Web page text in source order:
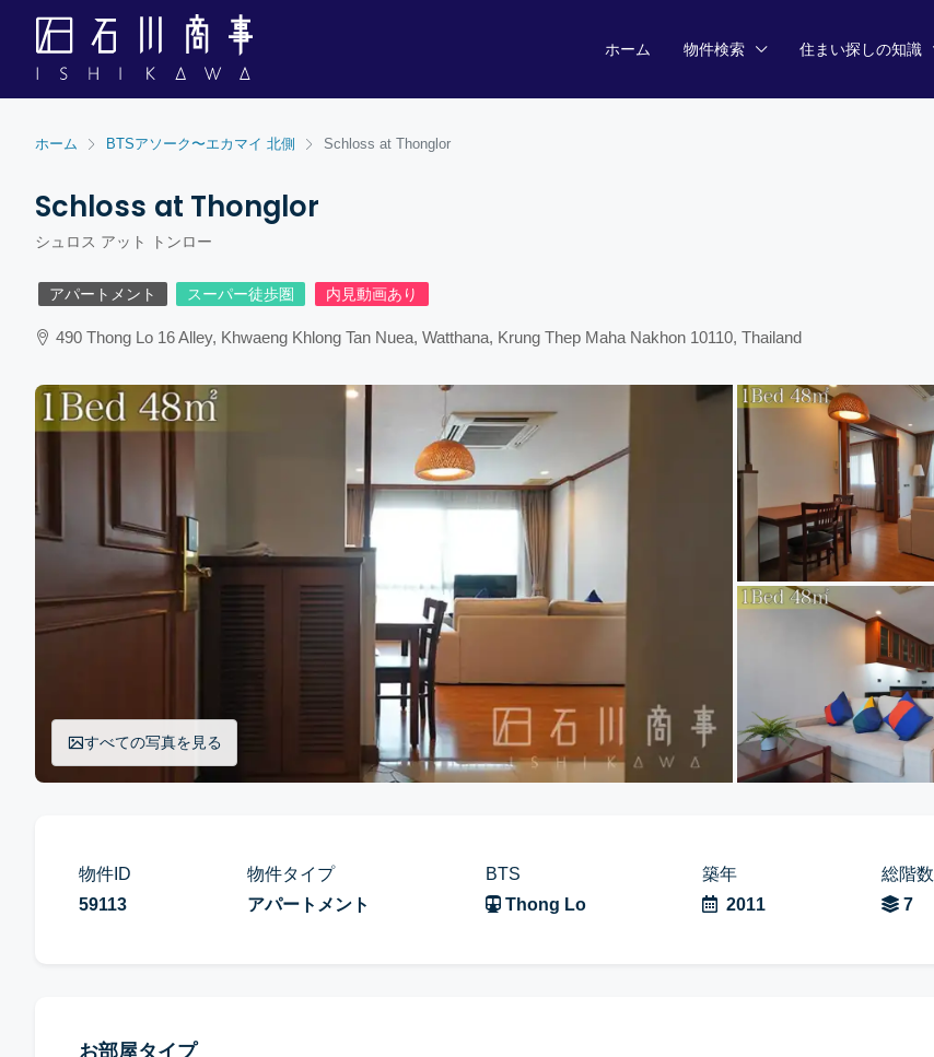
ホーム 物件検索 住まい探しの知識
ホーム BTSアソーク〜エカマイ 北側 Schloss at Thonglor
Schloss at Thonglor
シュロス アット トンロー
アパートメント スーパー徒歩圏 内見動画あり
490 Thong Lo 16 Alley, Khwaeng Khlong Tan Nuea, Watthana, Krung Thep Maha Nakhon 10110, Thailand
すべての写真を見る
物件ID
59113
物件タイプ
アパートメント
BTS
Thong Lo
築年
2011
総階数
7
お部屋タイプ